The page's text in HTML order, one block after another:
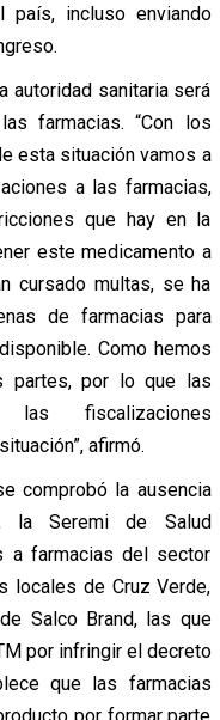
país, incluso enviando
autoridad sanitaria será
farmacias. “Con los
esta situación vamos a
a las farmacias,
que hay en la
este medicamento a
cursado multas, se ha
de farmacias para
Como hemos
partes, por lo que las
las fiscalizaciones
afirmó.
comprobó la ausencia
la Seremi de Salud
a farmacias del sector
locales de Cruz Verde,
Salco Brand, las que
por infringir el decreto
que las farmacias
por formar parte